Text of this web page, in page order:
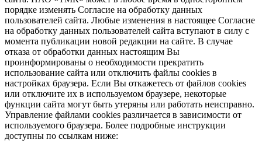
порядке изменять Согласие на обработку данных
пользователей сайта. Любые изменения в настоящее Согласие
на обработку данных пользователей сайта вступают в силу с
момента публикации новой редакции на сайте. В случае
отказа от обработки данных настоящим Вы
проинформированы о необходимости прекратить
использование сайта или отключить файлы cookies в
настройках браузера. Если Вы откажетесь от файлов cookies
или отключите их в используемом браузере, некоторые
функции сайта могут быть утеряны или работать неисправно.
Управление файлами cookies различается в зависимости от
используемого браузера. Более подробные инструкции
доступны по ссылкам ниже: